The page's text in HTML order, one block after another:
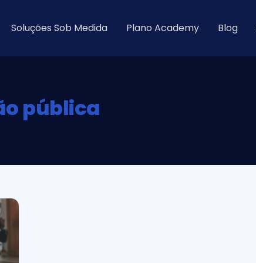
Soluções Sob Medida Plano Academy Blog
pública